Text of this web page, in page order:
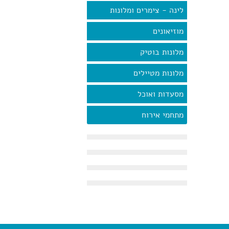
לינה - צימרים ומלונות
מוזיאונים
מלונות בוטיק
מלונות מטיילים
מסעדות ואוכל
מתחמי אירוח